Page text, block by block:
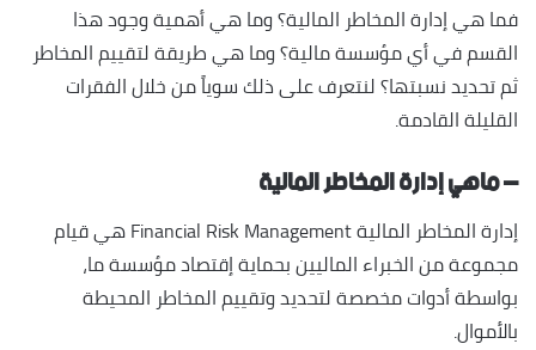
فما هي إدارة المخاطر المالية؟ وما هي أهمية وجود هذا
القسم في أي مؤسسة مالية؟ وما هي طريقة لتقييم المخاطر
ثم تحديد نسبتها؟ لنتعرف على ذلك سوياً من خلال الفقرات
القليلة القادمة.
– ماهي إدارة المخاطر المالية
إدارة المخاطر المالية Financial Risk Management هي قيام
مجموعة من الخبراء الماليين بحماية إقتصاد مؤسسة ما،
بواسطة أدوات مخصصة لتحديد وتقييم المخاطر المحيطة
بالأموال.